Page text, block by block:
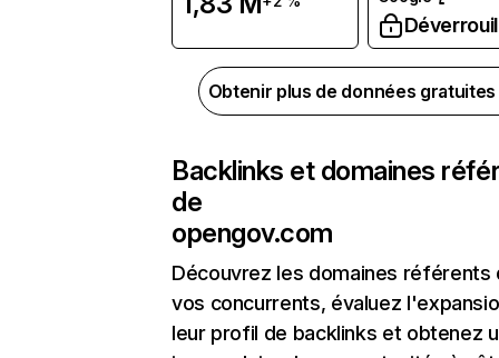
Obtenir plus de données
Backlinks et domaines
de
opengov.com
Découvrez les domaines référents
vos concurrents, évaluez
leur profil de backlinks et obtenez